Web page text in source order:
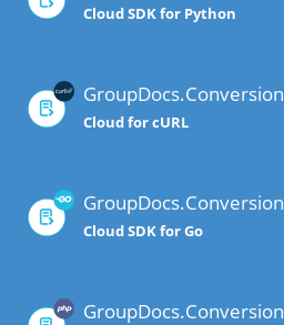
Cloud SDK for Python
GroupDocs.Conversion
Cloud for cURL
GroupDocs.Conversion
Cloud SDK for Go
GroupDocs.Conversion